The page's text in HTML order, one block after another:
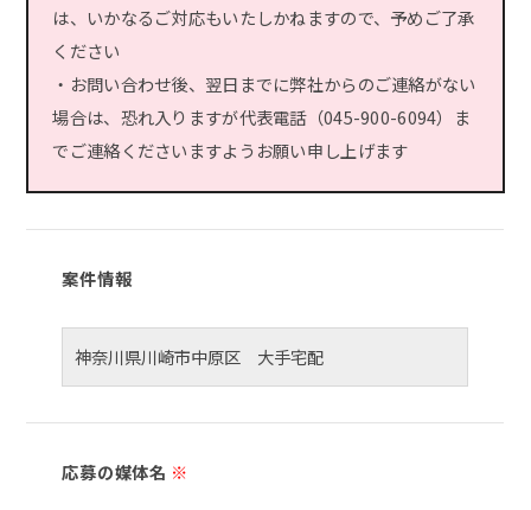
は、いかなるご対応もいたしかねますので、予めご了承
ください
・お問い合わせ後、翌日までに弊社からのご連絡がない
場合は、恐れ入りますが代表電話（045-900-6094）ま
でご連絡くださいますようお願い申し上げます
案件情報
応募の媒体名 ※